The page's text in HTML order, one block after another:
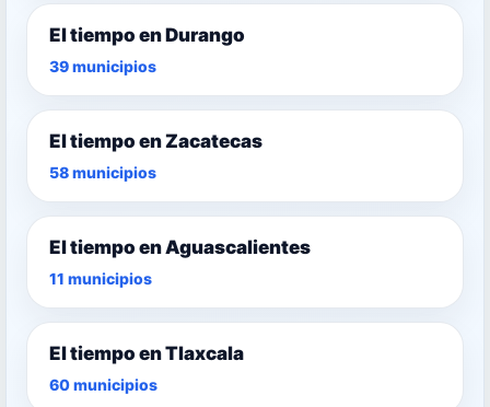
El tiempo en Durango
39 municipios
El tiempo en Zacatecas
58 municipios
El tiempo en Aguascalientes
11 municipios
El tiempo en Tlaxcala
60 municipios